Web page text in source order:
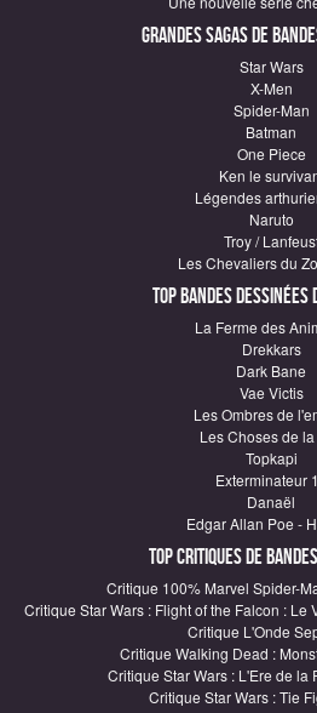
Grandes sagas de
Star Wars
X-Men
Spider-Man
Batman
One Piece
Ken le
Légendes
Naruto
Troy /
Les Chevaliers du
Top Bandes Dessinées
La Ferme des
Drekkars
Dark Bane
Vae Victis
Les Ombres de
Les Choses de
Topkapi
Exterminateur
Danaël
Edgar Allan Poe -
Top critiques de
Critique 100% Marvel Spider-
Critique Star Wars : Flight of the Falcon : Le
Critique L'Onde
Critique Walking Dead :
Critique Star Wars : L'Ere de la
Critique Star Wars : Tie